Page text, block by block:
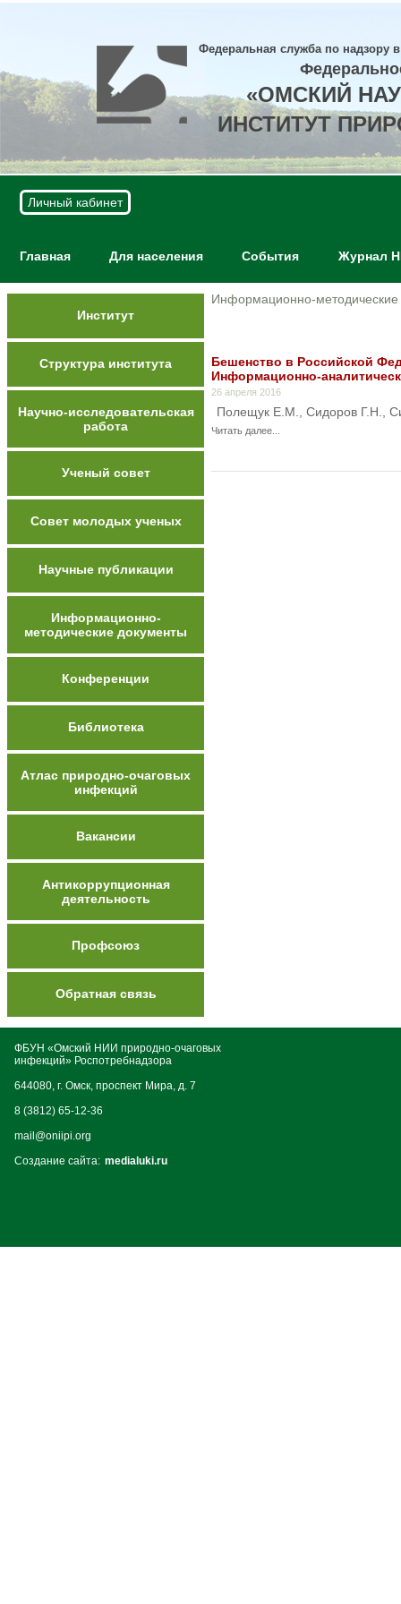
Федеральная служба по надзору
«ОМСКИЙ
ИНСТИТУТ
Личный кабинет
Главная Для населения События Журнал
Институт
Структура института
Научно-исследовательская
работа
Ученый совет
Совет молодых ученых
Научные публикации
Информационно-
методические документы
Конференции
Библиотека
Атлас природно-очаговых
инфекций
Вакансии
Антикоррупционная
деятельность
Профсоюз
Обратная связь
Информационно-методические
Бешенство в Российской
Информационно-
26 апреля 2016
Полещук Е.М., Сидоров Г.Н.,
Читать далее...
ФБУН «Омский НИИ природно-очаговых
инфекций» Роспотребнадзора
644080, г. Омск, проспект Мира, д. 7
8 (3812) 65-12-36
mail@oniipi.org
Создание сайта: medialuki.ru